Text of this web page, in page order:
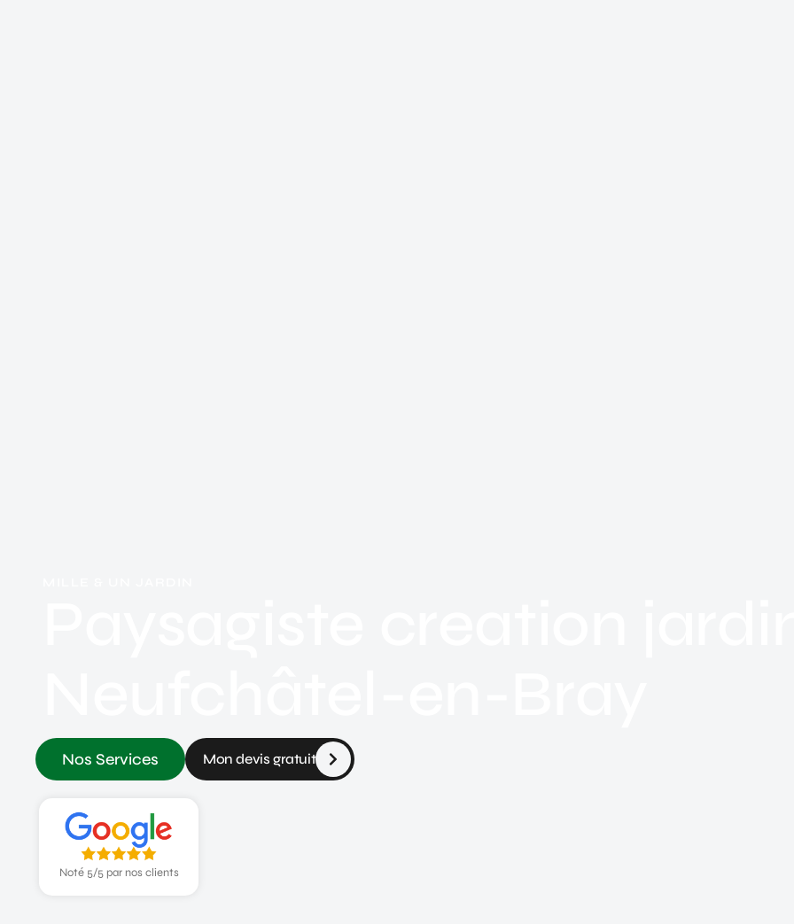
Nos Services Mon devis gratuit
Noté 5/5 par nos clients